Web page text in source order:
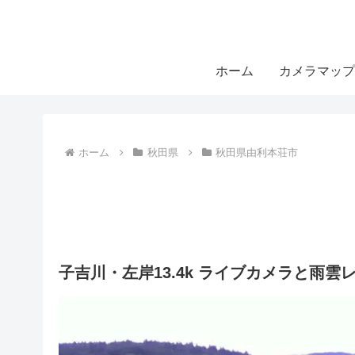
ホーム カメラマップ
ホーム 秋田県 秋田県由利本荘市
子吉川・左岸13.4k ライブカメラと雨雲